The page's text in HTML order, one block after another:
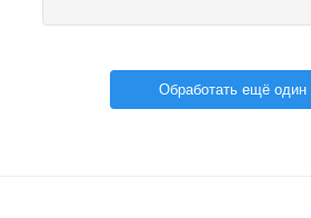
Обработать ещё один